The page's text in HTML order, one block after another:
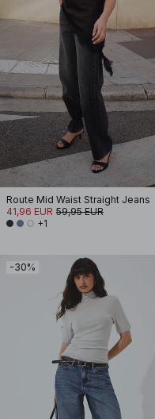
Route Mid Waist Straight Jeans
41,96 EUR 59,95 EUR
+1
-30%